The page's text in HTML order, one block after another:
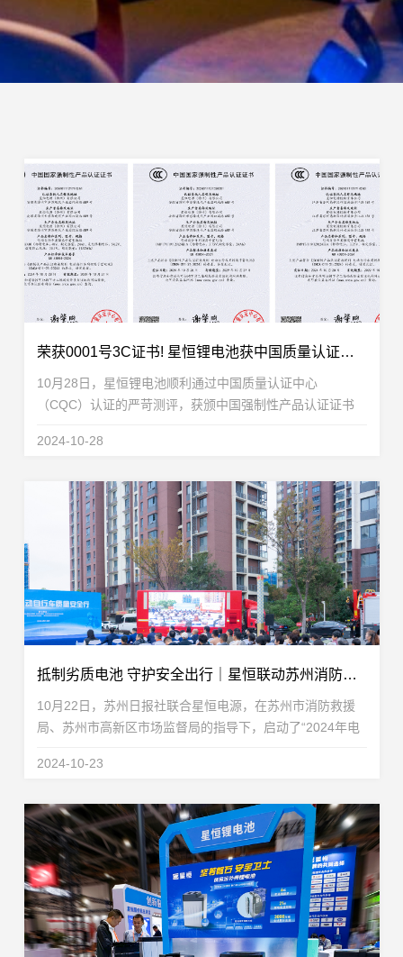
荣获0001号3C证书! 星恒锂电池获中国质量认证中心CQC权威认证
10月28日，星恒锂电池顺利通过中国质量认证中心
（CQC）认证的严苛测评，获颁中国强制性产品认证证书
龙头，星恒电源在行业合规化变革之际，率先完成国...
2024-10-28
抵制劣质电池 守护安全出行｜星恒联动苏州消防、苏州日报，推动合规锂电应用
10月22日，苏州日报社联合星恒电源，在苏州市消防救援
局、苏州市高新区市场监督局的指导下，启动了“2024年电
App、苏州消防、星恒锂电池等多个直播平台，就全...
2024-10-23